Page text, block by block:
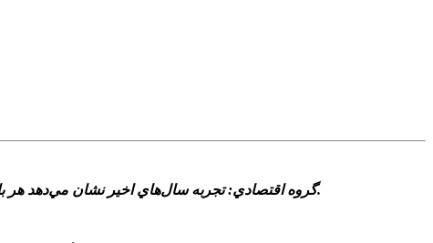
گروه اقتصادي: تجربه سال‌هاي اخير نشان مي‌دهد هر بار که توليد و مصرف گاز ايران دچار نوسان مي‌شود، فشار آن به سرعت در تورم، هزينه‌هاي توليد و قيمت کالاهاي اساسي ديده مي‌شود.